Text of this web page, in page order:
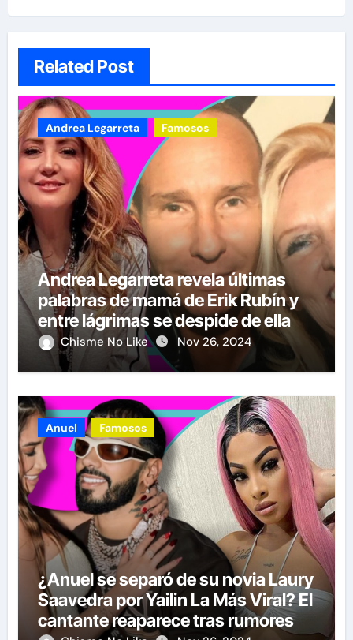
Related Post
Andrea Legarreta Famosos
Andrea Legarreta revela últimas
palabras de mamá de Erik Rubín y
entre lágrimas se despide de ella
Chisme No Like Nov 26, 2024
Anuel Famosos
¿Anuel se separó de su novia Laury
Saavedra por Yailin La Más Viral? El
cantante reaparece tras rumores